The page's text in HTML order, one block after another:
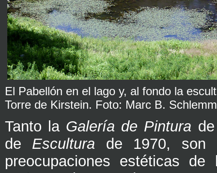
El Pabellón en el lago y, al fondo la
Torre de Kirstein. Foto: Marc B.
Tanto la Galería de Pintura
de Escultura de 1970, son
preocupaciones estéticas de